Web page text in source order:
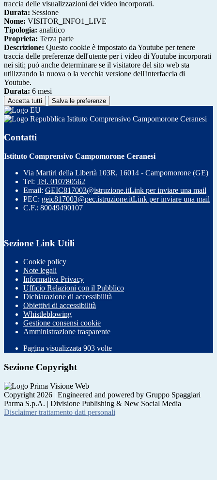
traccia delle visualizzazioni dei video incorporati.
Durata: Sessione
Nome: VISITOR_INFO1_LIVE
Tipologia: analitico
Proprieta: Terza parte
Descrizione: Questo cookie è impostato da Youtube per tenere
traccia delle preferenze dell'utente per i video di Youtube incorporati
nei siti; può anche determinare se il visitatore del sito web sta
utilizzando la nuova o la vecchia versione dell'interfaccia di
Youtube.
Durata: 6 mesi
Accetta tutti Salva le preferenze
Istituto Comprensivo Campomorone Ceranesi
Contatti
Istituto Comprensivo Campomorone Ceranesi
Via Martiri della Libertà 103R, 16014 - Campomorone (GE)
Tel: Tel. 010780562
Email: GEIC817003@istruzione.itLink per inviare una mail
PEC: geic817003@pec.istruzione.itLink per inviare una mail
C.F.: 80049490107
Sezione Link Utili
Cookie policy
Note legali
Informativa Privacy
Ufficio Relazioni con il Pubblico
Dichiarazione di accessibilità
Obiettivi di accessibilità
Whistleblowing
Gestione consensi cookie
Amministrazione trasparente
Pagina visualizzata 903 volte
Sezione Copyright
Copyright 2026 | Engineered and powered by Gruppo Spaggiari
Parma S.p.A. | Divisione Publishing & New Social Media
Disclaimer trattamento dati personali